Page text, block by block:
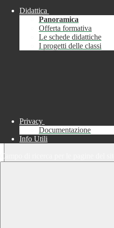
Chiudi
Informazione
Didattica
Panoramica
Offerta formativa
Le schede didattiche
I progetti delle classi
Privacy
Documentazione
Info Utili
Campo di ricerca per le pagine del sito